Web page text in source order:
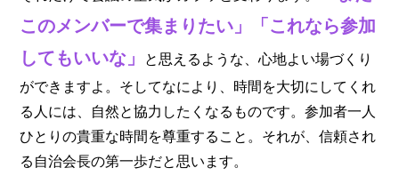
このメンバーで集まりたい」「これなら参加
してもいいな」
と思えるような、心地よい場づくり
ができますよ。そしてなにより、時間を大切にしてくれ
る人には、自然と協力したくなるものです。参加者一人
ひとりの貴重な時間を尊重すること。それが、信頼され
る自治会長の第一歩だと思います。